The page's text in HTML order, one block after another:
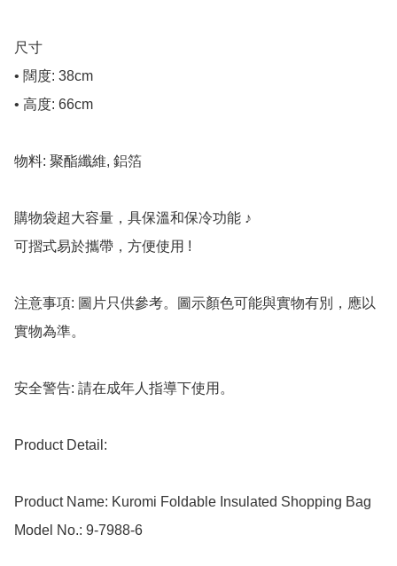
尺寸
• 闊度: 38cm
• 高度: 66cm
物料: 聚酯纖維, 鋁箔
購物袋超大容量，具保溫和保冷功能 ♪
可摺式易於攜帶，方便使用 !
注意事項: 圖片只供參考。圖示顏色可能與實物有別，應以
實物為準。
安全警告: 請在成年人指導下使用。
Product Detail:
Product Name: Kuromi Foldable Insulated Shopping Bag
Model No.: 9-7988-6